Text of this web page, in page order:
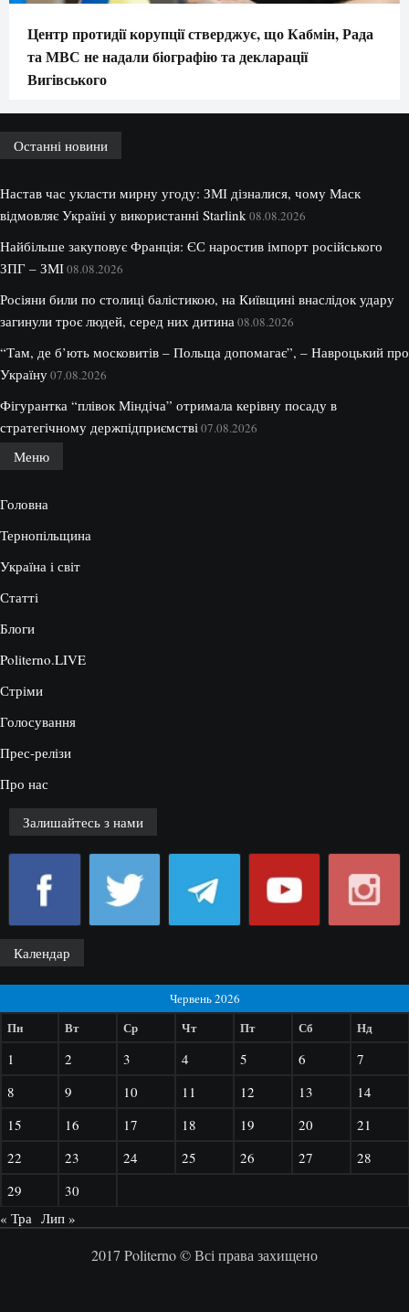
Центр протидії корупції стверджує, що Кабмін, Рада
та МВС не надали біографію та декларації
Вигівського
Останні новини
Настав час укласти мирну угоду: ЗМІ дізналися, чому Маск
відмовляє Україні у використанні Starlink08.08.2026
Найбільше закуповує Франція: ЄС наростив імпорт російського
ЗПГ – ЗМІ08.08.2026
Росіяни били по столиці балістикою, на Київщині внаслідок удару
загинули троє людей, серед них дитина08.08.2026
“Там, де б’ють московитів – Польща допомагає”, – Навроцький про
Україну07.08.2026
Фігурантка “плівок Міндіча” отримала керівну посаду в
стратегічному держпідприємстві07.08.2026
Меню
Головна
Тернопільщина
Україна і світ
Статті
Блоги
Politerno.LIVE
Стріми
Голосування
Прес-релізи
Про нас
Залишайтесь з нами
Календар
Червень 2026
Пн Вт Ср Чт Пт Сб Нд
1 2 3 4 5 6
7
8
9 10 11 12 13
14
15
16 17 18 19 20
21
22
23 24 25 26 27
28
29
30
« Тра Лип »
2017 Politerno © Всі права захищено